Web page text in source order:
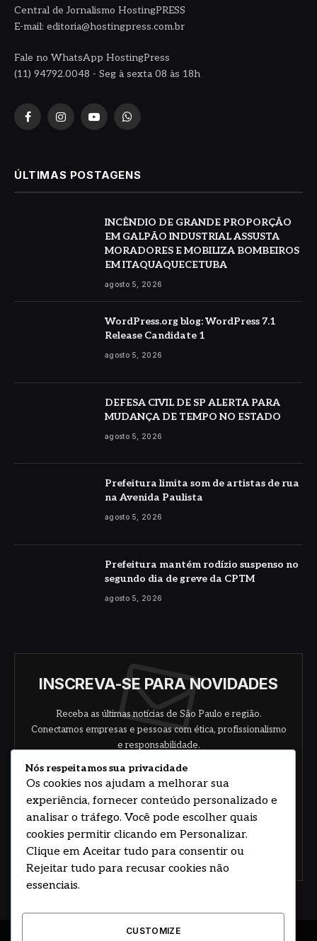
Central de Jornalismo HostingPRESS
E-mail: editoria@hostingpress.com.br
Fale no WhatsApp HostingPress
(11) 94792.0048 - Seg à sexta 08 às 18h
FacebookInstagramYouTubeWhatsApp
ÚLTIMAS POSTAGENS
INCÊNDIO DE GRANDE PROPORÇÃO
EM GALPÃO INDUSTRIAL ASSUSTA
MORADORES E MOBILIZA BOMBEIROS
EM ITAQUAQUECETUBA
agosto 5, 2026
WordPress.org blog: WordPress 7.1
Release Candidate 1
agosto 5, 2026
DEFESA CIVIL DE SP ALERTA PARA
MUDANÇA DE TEMPO NO ESTADO
agosto 5, 2026
Prefeitura limita som de artistas de rua
na Avenida Paulista
agosto 5, 2026
Prefeitura mantém rodízio suspenso no
segundo dia de greve da CPTM
agosto 5, 2026
INSCREVA-SE PARA NOVIDADES
Receba as últimas notícias de São Paulo e região.
Conectamos empresas e pessoas com ética, profissionalismo
e responsabilidade.
Concorde com nossos termos e acordo de
Nós respeitamos sua privacidade
Os cookies nos ajudam a melhorar sua
experiência, fornecer conteúdo personalizado e
analisar o tráfego. Você pode escolher quais
cookies permitir clicando em Personalizar.
Clique em Aceitar tudo para consentir ou
Rejeitar tudo para recusar cookies não
essenciais.
CUSTOMIZE